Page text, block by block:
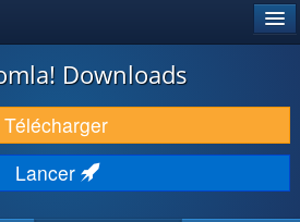
Downloads
Télécharger
Lancer